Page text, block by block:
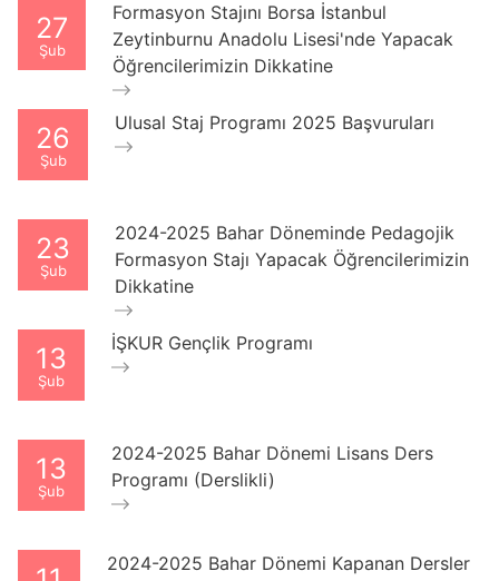
27
Şub
Formasyon Stajını Borsa İstanbul
Zeytinburnu Anadolu Lisesi'nde Yapacak
Öğrencilerimizin Dikkatine
26
Şub
Ulusal Staj Programı 2025 Başvuruları
23
Şub
2024-2025 Bahar Döneminde Pedagojik
Formasyon Stajı Yapacak Öğrencilerimizin
Dikkatine
13
Şub
İŞKUR Gençlik Programı
13
Şub
2024-2025 Bahar Dönemi Lisans Ders
Programı (Derslikli)
2024-2025 Bahar Dönemi Kapanan Dersler